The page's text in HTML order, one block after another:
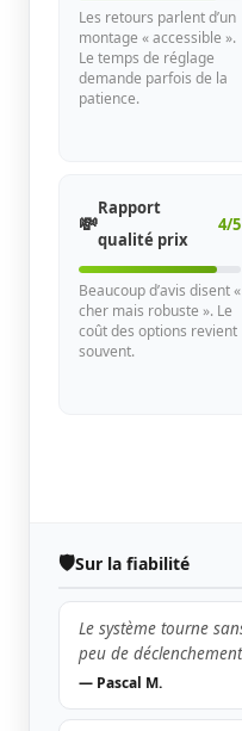
Les retours parlent d’un
montage « accessible ».
Le temps de réglage
demande parfois de la
patience.
💸
Rapport
qualité prix
4/5
Beaucoup d’avis disent «
cher mais robuste ». Le
coût des options revient
souvent.
🛡️Sur la fiabilité
Le système tourne
peu de
— Pascal M.